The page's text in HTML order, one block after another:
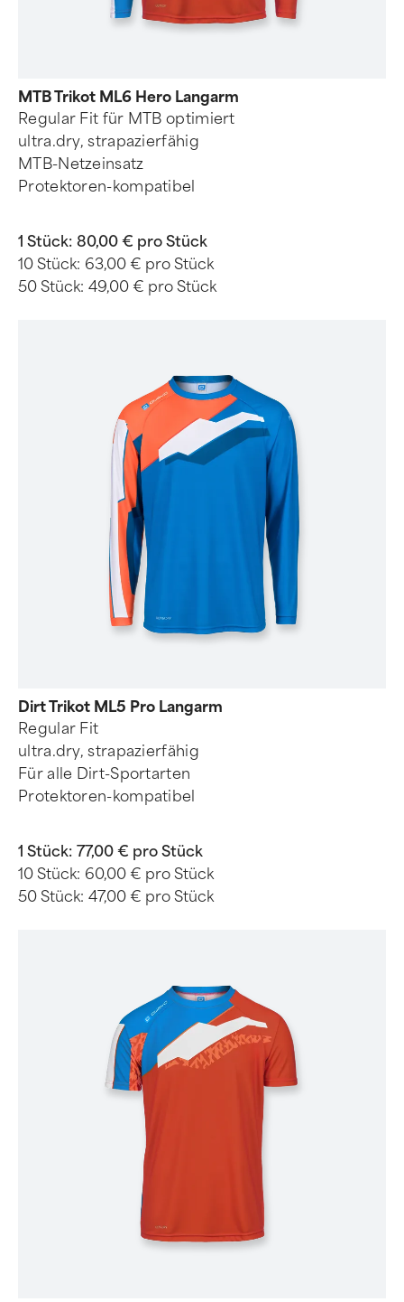
MTB Trikot ML6 Hero Langarm
Regular Fit für MTB optimiert
ultra.dry, strapazierfähig
MTB-Netzeinsatz
Protektoren-kompatibel
1 Stück: 80,00 € pro Stück
10 Stück: 63,00 € pro Stück
50 Stück: 49,00 € pro Stück
Dirt Trikot ML5 Pro Langarm
Regular Fit
ultra.dry, strapazierfähig
Für alle Dirt-Sportarten
Protektoren-kompatibel
1 Stück: 77,00 € pro Stück
10 Stück: 60,00 € pro Stück
50 Stück: 47,00 € pro Stück